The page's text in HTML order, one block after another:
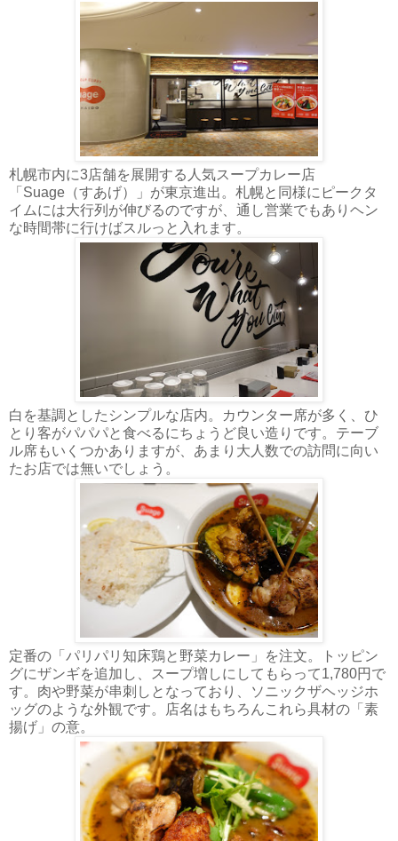
札幌市内に3店舗を展開する人気スープカレー店
「Suage（すあげ）」が東京進出。札幌と同様にピークタ
イムには大行列が伸びるのですが、通し営業でもありヘン
な時間帯に行けばスルっと入れます。
白を基調としたシンプルな店内。カウンター席が多く、ひ
とり客がパパパと食べるにちょうど良い造りです。テーブ
ル席もいくつかありますが、あまり大人数での訪問に向い
たお店では無いでしょう。
定番の「パリパリ知床鶏と野菜カレー」を注文。トッピン
グにザンギを追加し、スープ増しにしてもらって1,780円で
す。肉や野菜が串刺しとなっており、ソニックザヘッジホ
ッグのような外観です。店名はもちろんこれら具材の「素
揚げ」の意。